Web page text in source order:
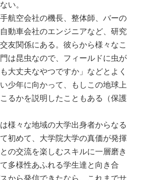
い。
航空会社の機長、整体師、バーの
動車会社のエンジニアなど、研究
友関係にある。彼らから様々なこ
は昆虫なので、フィールドに虫が
大丈夫なやつですか」などとよく
少年に向かって、もしこの地球上
るかを説明したこともある（保護
様々な地域の大学出身者からなる
初めて、大学院大学の真価が発揮
の交流を楽しむスキルに一層磨き
多様性あふれる学生達と向き合
から発信できたなら、これまでサ